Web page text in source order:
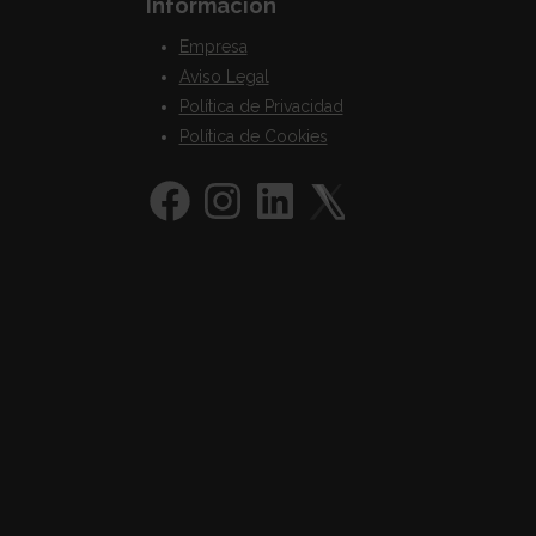
Información
Empresa
Aviso Legal
Política de Privacidad
Política de Cookies